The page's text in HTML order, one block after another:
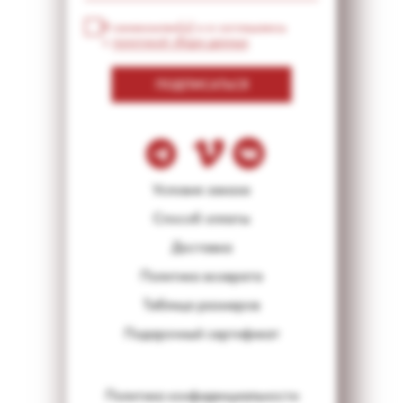
Условия заказа
Способ оплаты
Доставка
Политика возврата
Таблица размеров
Подарочный сертификат
Политика конфиденциальности
Я ознакомлен(а) и я соглашаюсь
политикой сбора данных
ПОДПИСАТЬСЯ